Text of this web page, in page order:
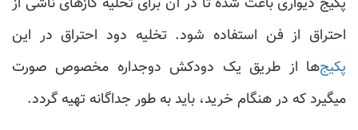
احتراق از فن استفاده شود. تخلیه دود احتراق در این
پکیج‌ها از طریق یک دودکش دوجداره مخصوص صورت
میگیرد که در هنگام خرید، باید به طور جداگانه تهیه گردد.